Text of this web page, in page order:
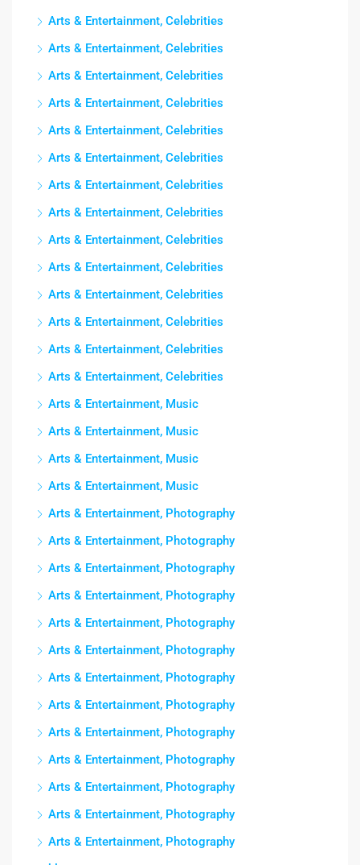
Arts & Entertainment, Celebrities
Arts & Entertainment, Celebrities
Arts & Entertainment, Celebrities
Arts & Entertainment, Celebrities
Arts & Entertainment, Celebrities
Arts & Entertainment, Celebrities
Arts & Entertainment, Celebrities
Arts & Entertainment, Celebrities
Arts & Entertainment, Celebrities
Arts & Entertainment, Celebrities
Arts & Entertainment, Celebrities
Arts & Entertainment, Celebrities
Arts & Entertainment, Celebrities
Arts & Entertainment, Celebrities
Arts & Entertainment, Music
Arts & Entertainment, Music
Arts & Entertainment, Music
Arts & Entertainment, Music
Arts & Entertainment, Photography
Arts & Entertainment, Photography
Arts & Entertainment, Photography
Arts & Entertainment, Photography
Arts & Entertainment, Photography
Arts & Entertainment, Photography
Arts & Entertainment, Photography
Arts & Entertainment, Photography
Arts & Entertainment, Photography
Arts & Entertainment, Photography
Arts & Entertainment, Photography
Arts & Entertainment, Photography
Arts & Entertainment, Photography